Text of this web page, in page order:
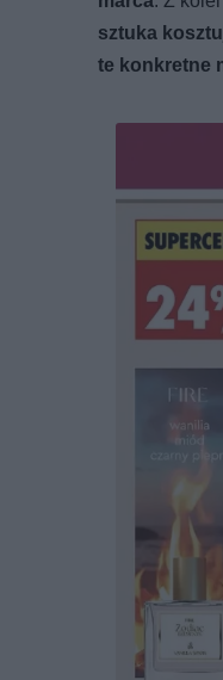
sztuka
te konkretne